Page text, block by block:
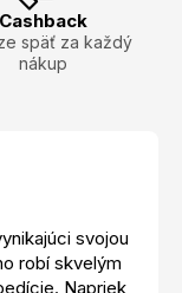
Cashback
späť za každý
nákup
svojou
robí skvelým
Napriek